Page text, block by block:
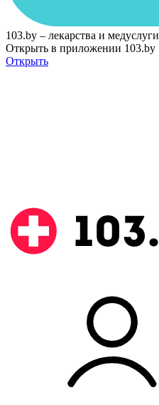
103.by – лекарства и медуслуги
Открыть в приложении 103.by
Открыть